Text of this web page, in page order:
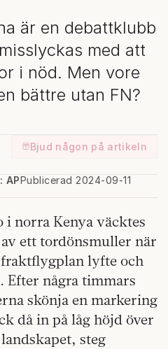
är en debattklubb
med att
i nöd. Men vore
bättre utan FN?
Bjud någon på artikeln
Publicerad 2024-09-11
AP
norra Kenya väcktes
ett tordönsmuller när
fraktflygplan lyfte och
Efter några timmars
skönja en markering
då in på låg höjd över
steg